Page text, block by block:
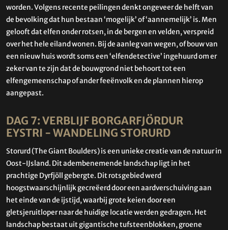
worden. Volgens recente peilingen denkt ongeveer de helft van
de bevolking dat hun bestaan ‘mogelijk’ of ‘aannemelijk’ is. Men
gelooft dat elfen onder rotsen, in de bergen en velden, verspreid
over het hele eiland wonen. Bij de aanleg van wegen, of bouw van
een nieuw huis wordt soms een ‘elfendetective’ ingehuurd om er
zeker van te zijn dat de bouwgrond niet behoort tot een
elfengemeenschap of ander feeënvolk en de plannen hierop
aangepast.
DAG 7: VERBLIJF BORGARFJÖRDUR
EYSTRI - WANDELING STORURD
Storurd (The Giant Boulders) is een unieke creatie van de natuur in
Oost-IJsland. Dit adembenemende landschap ligt in het
prachtige Dyrfjöll gebergte. Dit rotsgebied werd
hoogstwaarschijnlijk gecreëerd door een aardverschuiving aan
het einde van de ijstijd, waarbij grote keien door een
gletsjeruitloper naar de huidige locatie werden gedragen. Het
landschap bestaat uit gigantische tufsteenblokken, groene